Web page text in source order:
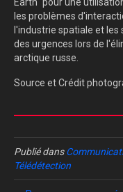
les problèmes
l'industrie spatiale et
des urgences lors de
arctique russe.
Source et Crédit
Publié dans
Télédétection